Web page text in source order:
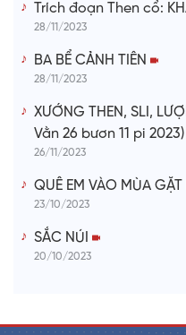
Trích đoạn Then cổ:
28/11/2023
BA BỂ CẢNH TIÊN
28/11/2023
XƯỚNG THEN, SLI,
Vằn 26 bươn 11 pi 2023)
26/11/2023
QUÊ EM VÀO MÙA GẶT
23/10/2023
SẮC NÚI
20/10/2023